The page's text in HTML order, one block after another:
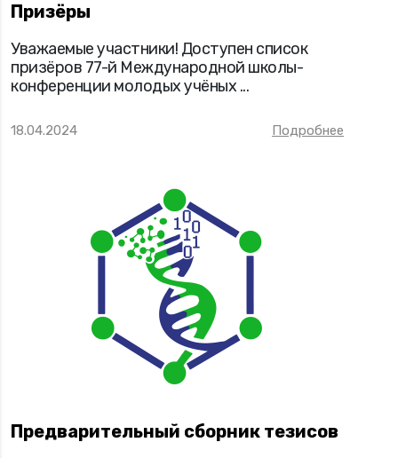
Призёры
Уважаемые участники! Доступен список
призёров 77-й Международной школы-
конференции молодых учёных ...
18.04.2024 Подробнее
Предварительный сборник тезисов